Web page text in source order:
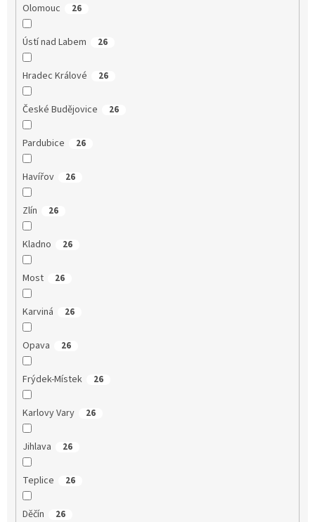
Olomouc 26
Ústí nad Labem 26
Hradec Králové 26
České Budějovice 26
Pardubice 26
Havířov 26
Zlín 26
Kladno 26
Most 26
Karviná 26
Opava 26
Frýdek-Místek 26
Karlovy Vary 26
Jihlava 26
Teplice 26
Děčín 26